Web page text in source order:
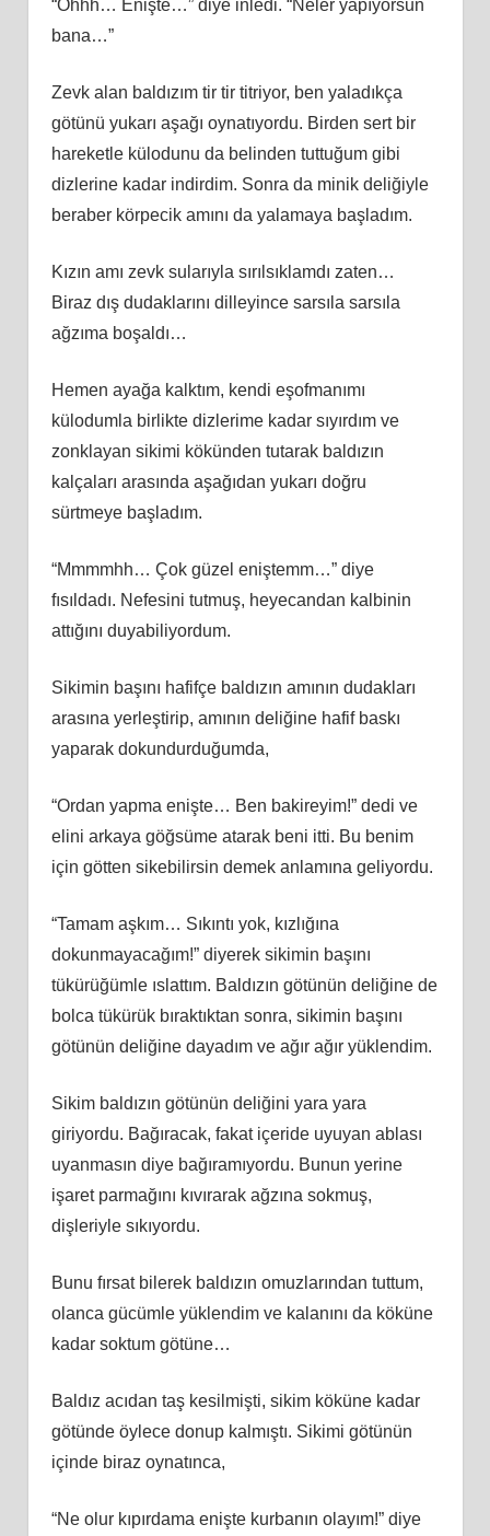
“Ohhh… Enişte…” diye inledi. “Neler yapıyorsun
bana…”
Zevk alan baldızım tir tir titriyor, ben yaladıkça
götünü yukarı aşağı oynatıyordu. Birden sert bir
hareketle külodunu da belinden tuttuğum gibi
dizlerine kadar indirdim. Sonra da minik deliğiyle
beraber körpecik amını da yalamaya başladım.
Kızın amı zevk sularıyla sırılsıklamdı zaten…
Biraz dış dudaklarını dilleyince sarsıla sarsıla
ağzıma boşaldı…
Hemen ayağa kalktım, kendi eşofmanımı
külodumla birlikte dizlerime kadar sıyırdım ve
zonklayan sikimi kökünden tutarak baldızın
kalçaları arasında aşağıdan yukarı doğru
sürtmeye başladım.
“Mmmmhh… Çok güzel eniştemm…” diye
fısıldadı. Nefesini tutmuş, heyecandan kalbinin
attığını duyabiliyordum.
Sikimin başını hafifçe baldızın amının dudakları
arasına yerleştirip, amının deliğine hafif baskı
yaparak dokundurduğumda,
“Ordan yapma enişte… Ben bakireyim!” dedi ve
elini arkaya göğsüme atarak beni itti. Bu benim
için götten sikebilirsin demek anlamına geliyordu.
“Tamam aşkım… Sıkıntı yok, kızlığına
dokunmayacağım!” diyerek sikimin başını
tükürüğümle ıslattım. Baldızın götünün deliğine de
bolca tükürük bıraktıktan sonra, sikimin başını
götünün deliğine dayadım ve ağır ağır yüklendim.
Sikim baldızın götünün deliğini yara yara
giriyordu. Bağıracak, fakat içeride uyuyan ablası
uyanmasın diye bağıramıyordu. Bunun yerine
işaret parmağını kıvırarak ağzına sokmuş,
dişleriyle sıkıyordu.
Bunu fırsat bilerek baldızın omuzlarından tuttum,
olanca gücümle yüklendim ve kalanını da köküne
kadar soktum götüne…
Baldız acıdan taş kesilmişti, sikim köküne kadar
götünde öylece donup kalmıştı. Sikimi götünün
içinde biraz oynatınca,
“Ne olur kıpırdama enişte kurbanın olayım!” diye